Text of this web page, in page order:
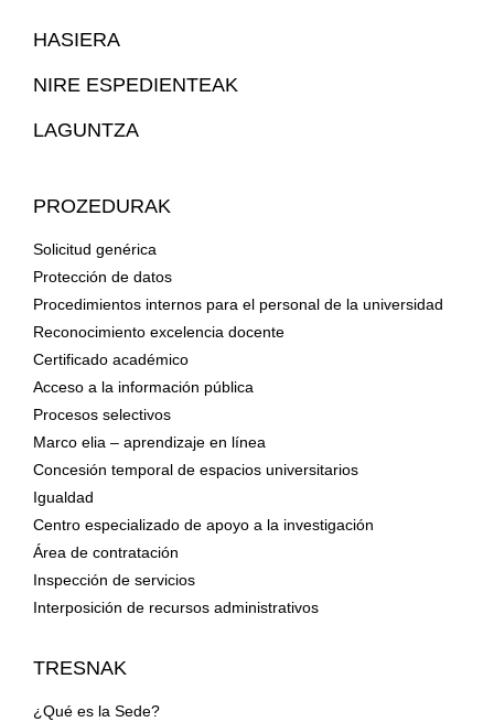
Web
Mapa
HASIERA
NIRE ESPEDIENTEAK
LAGUNTZA
PROZEDURAK
Solicitud genérica
Protección de datos
Procedimientos internos para el personal de la universidad
Reconocimiento excelencia docente
Certificado académico
Acceso a la información pública
Procesos selectivos
Marco elia – aprendizaje en línea
Concesión temporal de espacios universitarios
Igualdad
Centro especializado de apoyo a la investigación
Área de contratación
Inspección de servicios
Interposición de recursos administrativos
TRESNAK
¿Qué es la Sede?